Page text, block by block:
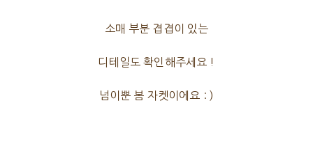
소매 부분 겹겹이 있는
디테일도 확인해주세요 !
넘이뿐 봄 자켓이에요 : )